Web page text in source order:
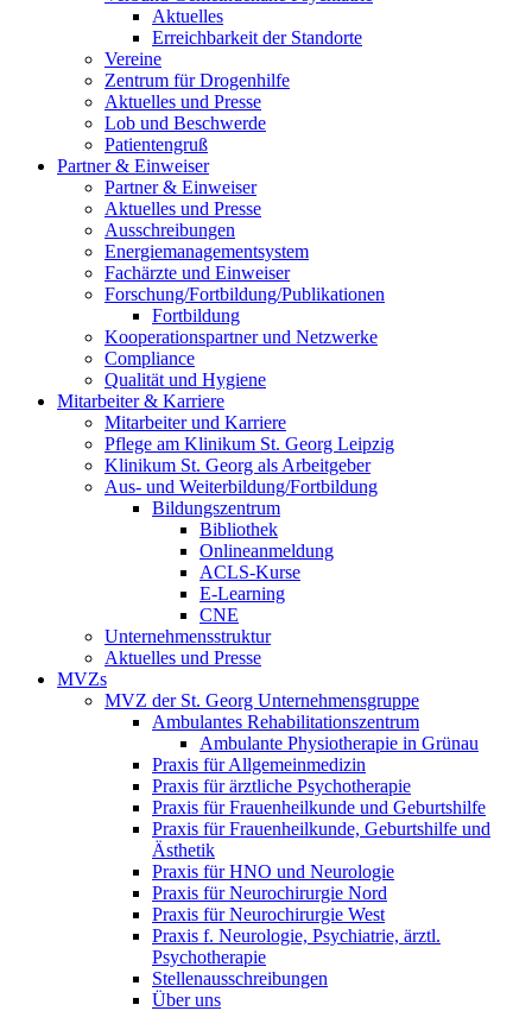
Aktuelles
Erreichbarkeit der Standorte
Vereine
Zentrum für Drogenhilfe
Aktuelles und Presse
Lob und Beschwerde
Patientengruß
Partner & Einweiser
Partner & Einweiser
Aktuelles und Presse
Ausschreibungen
Energiemanagementsystem
Fachärzte und Einweiser
Forschung/Fortbildung/Publikationen
Fortbildung
Kooperationspartner und Netzwerke
Compliance
Qualität und Hygiene
Mitarbeiter & Karriere
Mitarbeiter und Karriere
Pflege am Klinikum St. Georg Leipzig
Klinikum St. Georg als Arbeitgeber
Aus- und Weiterbildung/Fortbildung
Bildungszentrum
Bibliothek
Onlineanmeldung
ACLS-Kurse
E-Learning
CNE
Unternehmensstruktur
Aktuelles und Presse
MVZs
MVZ der St. Georg Unternehmensgruppe
Ambulantes Rehabilitationszentrum
Ambulante Physiotherapie in Grünau
Praxis für Allgemeinmedizin
Praxis für ärztliche Psychotherapie
Praxis für Frauenheilkunde und Geburtshilfe
Praxis für Frauenheilkunde, Geburtshilfe und
Ästhetik
Praxis für HNO und Neurologie
Praxis für Neurochirurgie Nord
Praxis für Neurochirurgie West
Praxis f. Neurologie, Psychiatrie, ärztl.
Psychotherapie
Stellenausschreibungen
Über uns